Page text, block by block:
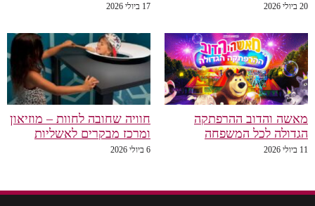
20 ביולי 2026 17 ביולי 2026
מאשה והדוב ההרפתקה
הגדולה לכל המשפחה
11 ביולי 2026
חוויה שחובה לחוות – מוזיאון
ומרכז מבקרים לאשליות
6 ביולי 2026